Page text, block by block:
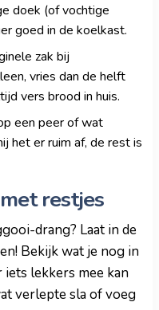
doek (of vochtige
goed in de koelkast.
zak bij
vries dan de helft
vers brood in huis.
een peer of wat
het er ruim af, de rest is
restjes
drang? Laat in de
Bekijk wat je nog in
iets lekkers mee kan
verlepte sla of voeg